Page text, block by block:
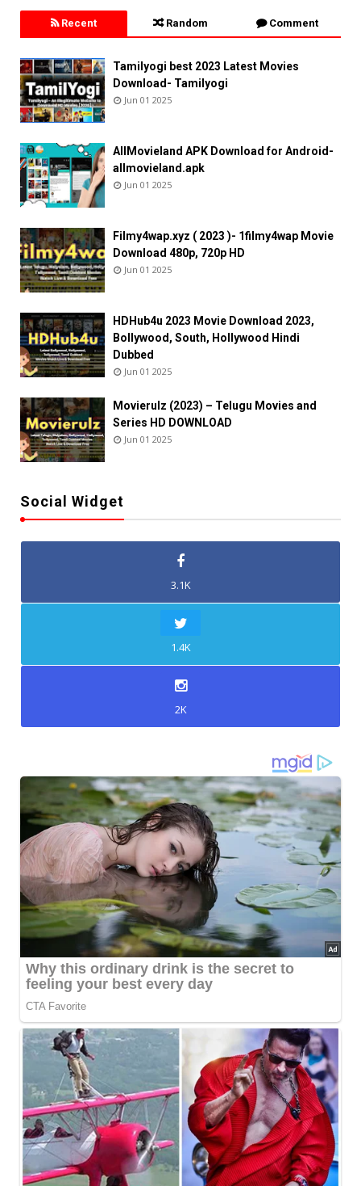
Recent Random Comment
Tamilyogi best 2023 Latest Movies
Download- Tamilyogi
Jun 01 2025
AllMovieland APK Download for Android-
allmovieland.apk
Jun 01 2025
Filmy4wap.xyz ( 2023 )- 1filmy4wap Movie
Download 480p, 720p HD
Jun 01 2025
HDHub4u 2023 Movie Download 2023,
Bollywood, South, Hollywood Hindi
Dubbed
Jun 01 2025
Movierulz (2023) – Telugu Movies and
Series HD DOWNLOAD
Jun 01 2025
Social Widget
3.1K
1.4K
2K